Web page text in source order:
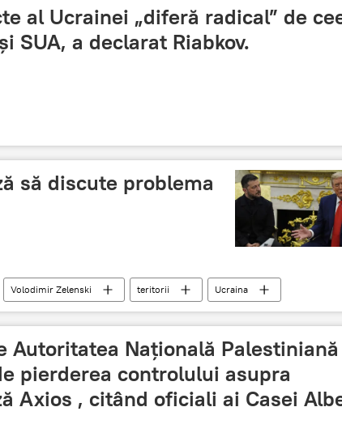
al Ucrainei „diferă radical” de
SUA, a declarat Riabkov.
să discute problema
Volodimir Zelenski teritorii Ucraina
Autoritatea Națională Palestiniană
pierderea controlului asupra
Axios , citând oficiali ai Casei